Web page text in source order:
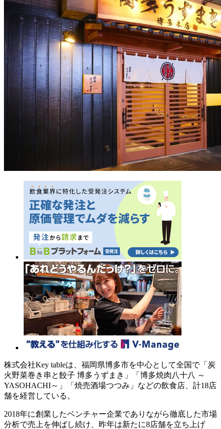
株式会社Key tableは、福岡県博多市を中心として全国で「炭
火野菜巻き串と餃子 博多うずまき」「博多焼肉八十八 ～
YASOHACHI～」「焼売酒場つつみ」などの飲食店、計18店
舗を経営している。
2018年に創業したベンチャー企業でありながら徹底した市場
分析で売上を伸ばし続け、昨年は新たに8店舗を立ち上げ